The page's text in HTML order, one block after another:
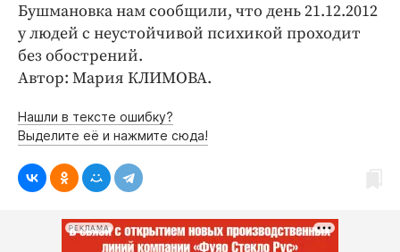
Бушмановка нам сообщили, что день 21.12.2012
у людей с неустойчивой психикой проходит
без обострений.
Автор: Мария КЛИМОВА.
Нашли в тексте ошибку?
Выделите её и нажмите сюда!
РЕКЛАМА